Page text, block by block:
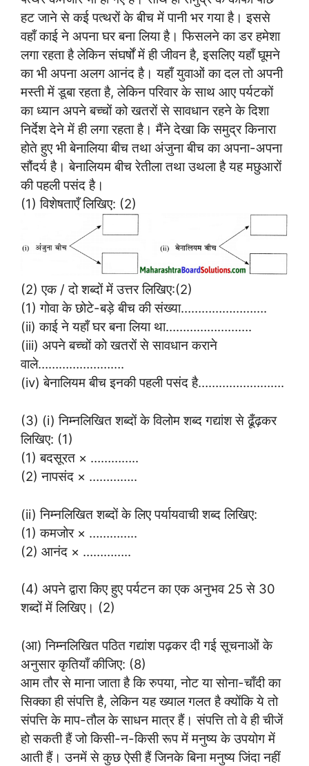
हट जाने से कई पत्थरों के बीच में पानी भर गया है। इससे
वहाँ काई ने अपना घर बना लिया है। फिसलने का डर हमेशा
लगा रहता है लेकिन संघर्षों में ही जीवन है, इसलिए यहाँ घूमने
का भी अपना अलग आनंद है। यहाँ युवाओं का दल तो अपनी
मस्ती में डूबा रहता है, लेकिन परिवार के साथ आए पर्यटकों
का ध्यान अपने बच्चों को खतरों से सावधान रहने के दिशा
निर्देश देने में ही लगा रहता है। मैंने देखा कि समुद्र किनारा
होते हुए भी बेनालिया बीच तथा अंजुना बीच का अपना-अपना
सौंदर्य है। बेनालियम बीच रेतीला तथा उथला है यह मछुआरों
की पहली पसंद है।
(1) विशेषताएँ लिखिए: (2)
(2) एक / दो शब्दों में उत्तर लिखिए:(2)
(1) गोवा के छोटे-बड़े बीच की संख्या…………………….
(ii) काई ने यहाँ घर बना लिया था…………………….
(iii) अपने बच्चों को खतरों से सावधान कराने
वाले…………………….
(iv) बेनालियम बीच इनकी पहली पसंद है…………………….
(3) (i) निम्नलिखित शब्दों के विलोम शब्द गद्यांश से ढूँढ़कर
लिखिए: (1)
(1) बदसूरत × …………..
(2) नापसंद × …………..
(ii) निम्नलिखित शब्दों के लिए पर्यायवाची शब्द लिखिए:
(1) कमजोर × …………..
(2) आनंद × …………..
(4) अपने द्वारा किए हुए पर्यटन का एक अनुभव 25 से 30
शब्दों में लिखिए। (2)
(आ) निम्नलिखित पठित गद्यांश पढ़कर दी गई सूचनाओं के
अनुसार कृतियाँ कीजिए: (8)
आम तौर से माना जाता है कि रुपया, नोट या सोना-चाँदी का
सिक्का ही संपत्ति है, लेकिन यह ख्याल गलत है क्योंकि ये तो
संपत्ति के माप-तौल के साधन मात्र हैं। संपत्ति तो वे ही चीजें
हो सकती हैं जो किसी-न-किसी रूप में मनुष्य के उपयोग में
आती हैं। उनमें से कुछ ऐसी हैं जिनके बिना मनुष्य जिंदा नहीं